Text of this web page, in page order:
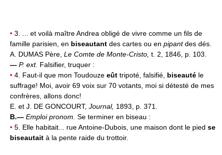
• 3. ... et voilà maître Andrea obligé de vivre comme un fils de
famille parisien, en biseautant des cartes ou en pipantdes dés.
A. DUMAS Père, Le Comte de Monte-Cristo, t. 2, 1846, p. 103.
— P. ext. Falsifier, truquer :
• 4. Faut-il que mon Toudouze eût tripoté, falsifié, biseauté le
suffrage! Moi, avoir 69 voix sur 70 votants, moi si détesté de mes
confrères, allons donc!
E. et J. DE GONCOURT, Journal, 1893, p. 371.
B.— Emploi pronom. Se terminer en biseau :
• 5. Elle habitait... rue Antoine-Dubois, une maison dont le pied se
biseautait à la pente raide du trottoir.